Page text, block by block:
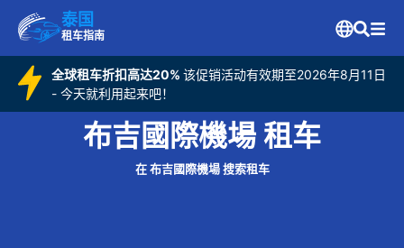
泰国
租车指南
全球租车折扣高达20% 该促销活动有效期至2026年8月11日
- 今天就利用起来吧！
布吉國際機場 租车
在 布吉國際機場 搜索租车